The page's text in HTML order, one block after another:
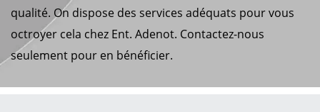
qualité. On dispose des services adéquats pour vous
octroyer cela chez Ent. Adenot. Contactez-nous
seulement pour en bénéficier.